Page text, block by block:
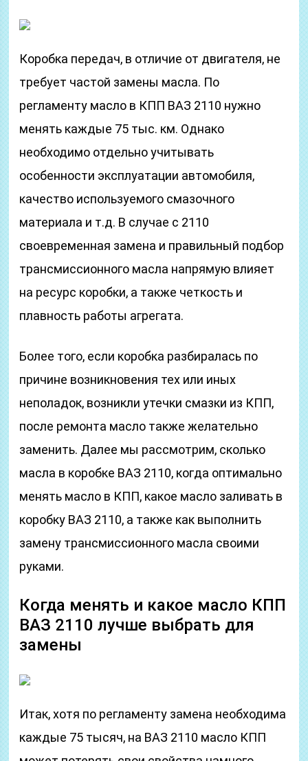
Коробка передач, в отличие от двигателя, не
требует частой замены масла. По
регламенту масло в КПП ВАЗ 2110 нужно
менять каждые 75 тыс. км. Однако
необходимо отдельно учитывать
особенности эксплуатации автомобиля,
качество используемого смазочного
материала и т.д. В случае с 2110
своевременная замена и правильный подбор
трансмиссионного масла напрямую влияет
на ресурс коробки, а также четкость и
плавность работы агрегата.
Более того, если коробка разбиралась по
причине возникновения тех или иных
неполадок, возникли утечки смазки из КПП,
после ремонта масло также желательно
заменить. Далее мы рассмотрим, сколько
масла в коробке ВАЗ 2110, когда оптимально
менять масло в КПП, какое масло заливать в
коробку ВАЗ 2110, а также как выполнить
замену трансмиссионного масла своими
руками.
Когда менять и какое масло КПП
ВАЗ 2110 лучше выбрать для
замены
Итак, хотя по регламенту замена необходима
каждые 75 тысяч, на ВАЗ 2110 масло КПП